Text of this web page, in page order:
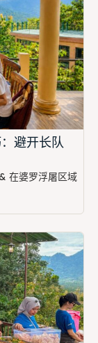
避开长队
在婆罗浮屠区域